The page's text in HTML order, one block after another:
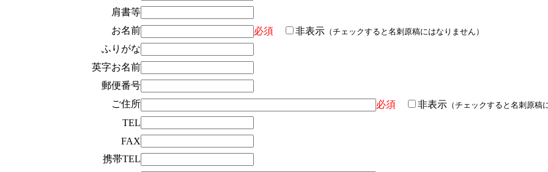
肩書等
お名前
必須 非表示 （チェックすると名刺原稿にはなりません）
ふりがな
英字お名前
郵便番号
ご住所
必須 非表示 （チェックすると名刺原稿
TEL
FAX
携帯TEL